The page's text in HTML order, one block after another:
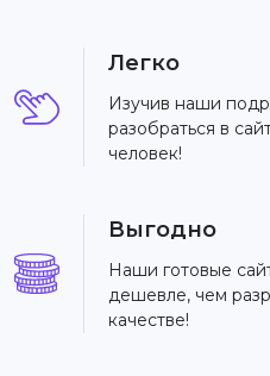
Легко
Изучив наши
разобраться в
человек!
Выгодно
Наши готовые
дешевле, чем
качестве!